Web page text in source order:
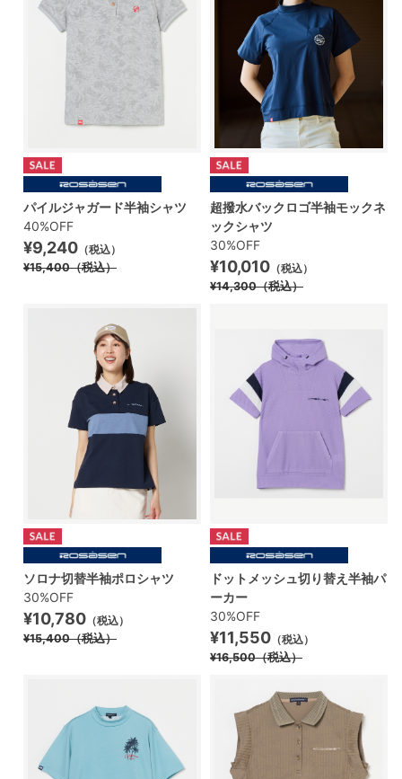
パイルジャガード半袖シャツ
40%OFF
¥9,240 （税込）
¥15,400（税込）
超撥水バックロゴ半袖モックネ
ックシャツ
30%OFF
¥10,010 （税込）
¥14,300（税込）
ソロナ切替半袖ポロシャツ
30%OFF
¥10,780 （税込）
¥15,400（税込）
ドットメッシュ切り替え半袖パ
ーカー
30%OFF
¥11,550 （税込）
¥16,500（税込）